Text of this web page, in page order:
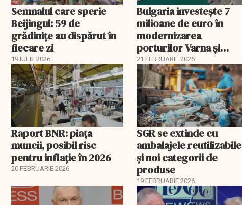
Semnalul care sperie
Beijingul: 59 de
grădinițe au dispărut în
fiecare zi
19 IULIE 2026
Bulgaria investește 7
milioane de euro în
modernizarea
porturilor Varna și
Burgas
21 FEBRUARIE 2026
Raport BNR: piața
muncii, posibil risc
pentru inflație în 2026
20 FEBRUARIE 2026
SGR se extinde cu
ambalajele reutilizabile
și noi categorii de
produse
19 FEBRUARIE 2026
EXCLUSIV EXCLUSIV